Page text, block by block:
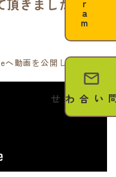
頂きました。
動画を公開しました。
お問い合わせ